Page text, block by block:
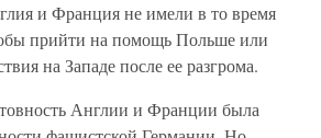
и Франция не имели в то время
прийти на помощь Польше или
на Западе после ее разгрома.
Англии и Франции была